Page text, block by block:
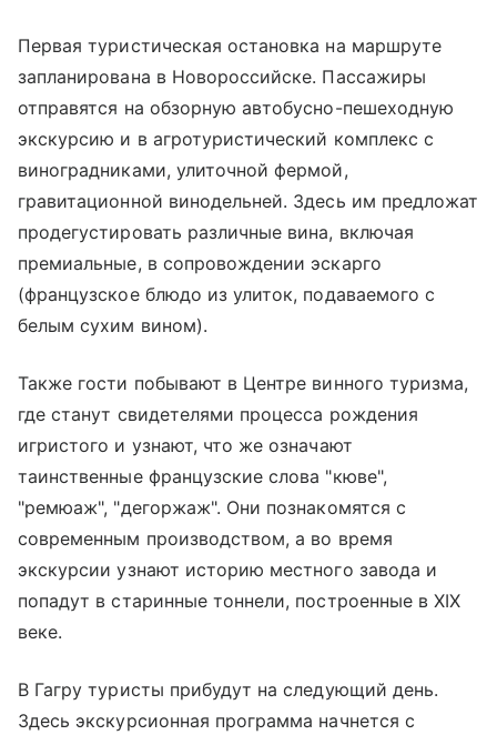
Первая туристическая остановка на маршруте
запланирована в Новороссийске. Пассажиры
отправятся на обзорную автобусно-пешеходную
экскурсию и в агротуристический комплекс с
виноградниками, улиточной фермой,
гравитационной винодельней. Здесь им предложат
продегустировать различные вина, включая
премиальные, в сопровождении эскарго
(французское блюдо из улиток, подаваемого с
белым сухим вином).
Также гости побывают в Центре винного туризма,
где станут свидетелями процесса рождения
игристого и узнают, что же означают
таинственные французские слова "кюве",
"ремюаж", "дегоржаж". Они познакомятся с
современным производством, а во время
экскурсии узнают историю местного завода и
попадут в старинные тоннели, построенные в XIX
веке.
В Гагру туристы прибудут на следующий день.
Здесь экскурсионная программа начнется с